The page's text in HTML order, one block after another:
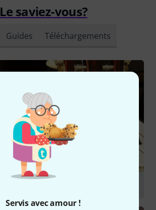
Servis avec amour !
Le saviez-vous?
Guides Téléchargements